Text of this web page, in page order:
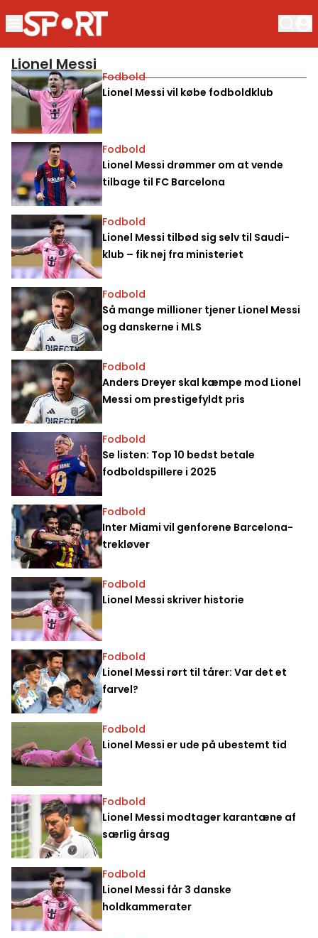
Lionel Messi
Fodbold
Lionel Messi vil købe fodboldklub
Fodbold
Lionel Messi drømmer om at vende
tilbage til FC Barcelona
Fodbold
Lionel Messi tilbød sig selv til Saudi-
klub – fik nej fra ministeriet
Fodbold
Så mange millioner tjener Lionel Messi
og danskerne i MLS
Fodbold
Anders Dreyer skal kæmpe mod Lionel
Messi om prestigefyldt pris
Fodbold
Se listen: Top 10 bedst betale
fodboldspillere i 2025
Fodbold
Inter Miami vil genforene Barcelona-
trekløver
Fodbold
Lionel Messi skriver historie
Fodbold
Lionel Messi rørt til tårer: Var det et
farvel?
Fodbold
Lionel Messi er ude på ubestemt tid
Fodbold
Lionel Messi modtager karantæne af
særlig årsag
Fodbold
Lionel Messi får 3 danske
holdkammerater